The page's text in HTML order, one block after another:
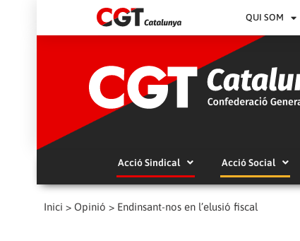
QUI SOM
Acció Sindical Acció Social
Inici > Opinió > Endinsant-nos en l’elusió fiscal